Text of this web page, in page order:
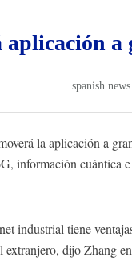
a
la aplicación a
información
industrial tiene
dijo Zhang